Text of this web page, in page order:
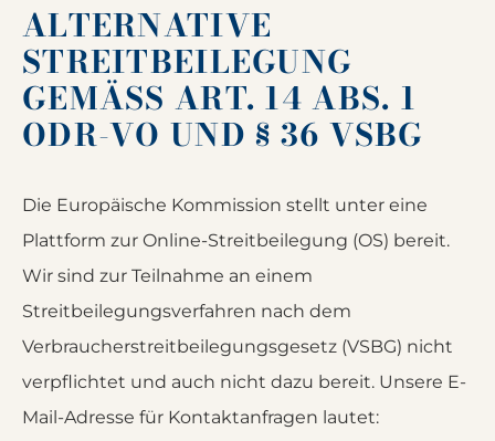
ALTERNATIVE
STREITBEILEGUNG
GEMÄSS ART. 14 ABS. 1 O
DR-VO UND § 36 VSBG
Die Europäische Kommission stellt unter eine
Plattform zur Online-Streitbeilegung (OS) bereit.
Wir sind zur Teilnahme an einem
Streitbeilegungsverfahren nach dem
Verbraucherstreitbeilegungsgesetz (VSBG) nicht
verpflichtet und auch nicht dazu bereit. Unsere E-
Mail-Adresse für Kontaktanfragen lautet: